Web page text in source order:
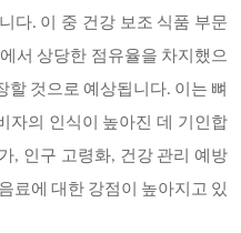
다. 이 중 건강 보조 식품 부문
서 상당한 점유율을 차지했으
할 것으로 예상됩니다. 이는 뼈
자의 인식이 높아진 데 기인합
, 인구 고령화, 건강 관리 예방
료에 대한 강점이 높아지고 있